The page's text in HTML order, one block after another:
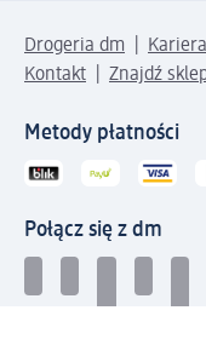
Drogeria dm Kariera
Kontakt
Znajdź
Metody płatności
Połącz się z dm